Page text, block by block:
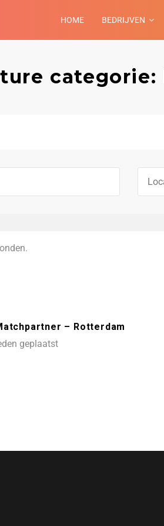
HOME BEDRIJVEN
– Rotterdam
geplaatst